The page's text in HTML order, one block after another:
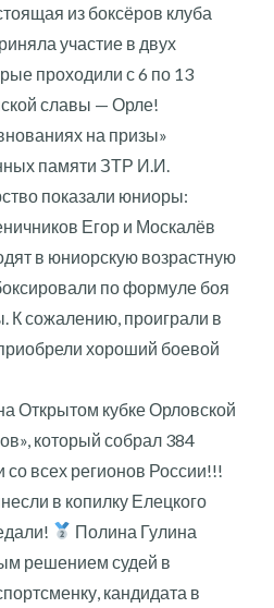
из боксёров клуба
участие в двух
проходили с 6 по 13
славы — Орле!
на призы»
памяти ЗТР И.И.
показали юниоры:
Егор и Москалёв
в юниорскую возрастную
по формуле боя
К сожалению, проиграли в
хороший боевой
Открытом кубке Орловской
который собрал 384
со всех регионов России!!!
в копилку Елецкого
Полина Гулина
решением судей в
кандидата в